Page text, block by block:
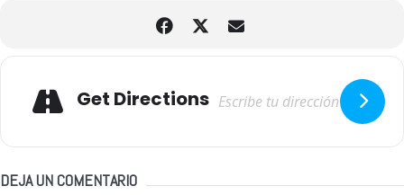
Get Directions
DEJA UN COMENTARIO